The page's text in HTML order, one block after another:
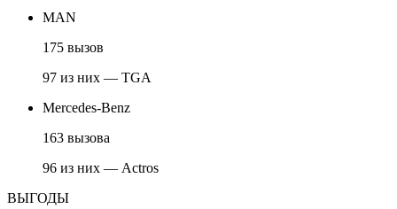
MAN
175 вызов
97 из них — TGA
Mercedes-Benz
163 вызова
96 из них — Actros
ВЫГОДЫ